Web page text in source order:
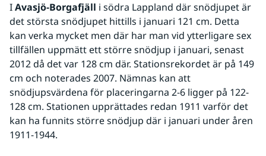
I Avasjö-Borgafjäll i södra Lappland där snödjupet är
det största snödjupet hittills i januari 121 cm. Detta
kan verka mycket men där har man vid ytterligare sex
tillfällen uppmätt ett större snödjup i januari, senast
2012 då det var 128 cm där. Stationsrekordet är på 149
cm och noterades 2007. Nämnas kan att
snödjupsvärdena för placeringarna 2-6 ligger på 122-
128 cm. Stationen upprättades redan 1911 varför det
kan ha funnits större snödjup där i januari under åren
1911-1944.